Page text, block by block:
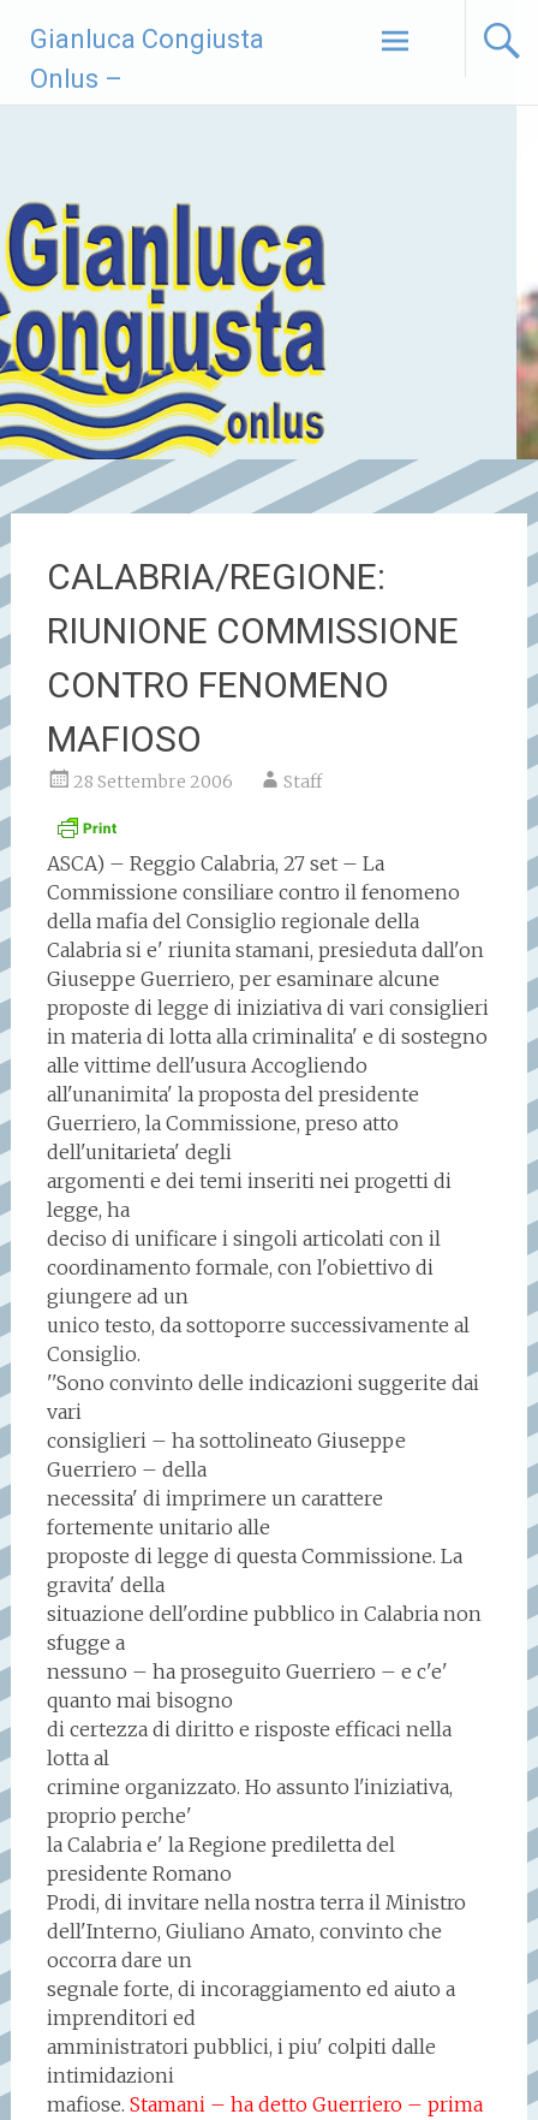
contenuto
Gianluca Congiusta
Onlus –
CALABRIA/REGIONE:
RIUNIONE COMMISSIONE
CONTRO FENOMENO
MAFIOSO
28 Settembre 2006 Staff
ASCA) – Reggio Calabria, 27 set – La
Commissione consiliare contro il fenomeno
della mafia del Consiglio regionale della
Calabria si e' riunita stamani, presieduta dall'on
Giuseppe Guerriero, per esaminare alcune
proposte di legge di iniziativa di vari consiglieri
in materia di lotta alla criminalita' e di sostegno
alle vittime dell'usura Accogliendo
all'unanimita' la proposta del presidente
Guerriero, la Commissione, preso atto
dell'unitarieta' degli
argomenti e dei temi inseriti nei progetti di
legge, ha
deciso di unificare i singoli articolati con il
coordinamento formale, con l'obiettivo di
giungere ad un
unico testo, da sottoporre successivamente al
Consiglio.
''Sono convinto delle indicazioni suggerite dai
vari
consiglieri – ha sottolineato Giuseppe
Guerriero – della
necessita' di imprimere un carattere
fortemente unitario alle
proposte di legge di questa Commissione. La
gravita' della
situazione dell'ordine pubblico in Calabria non
sfugge a
nessuno – ha proseguito Guerriero – e c'e'
quanto mai bisogno
di certezza di diritto e risposte efficaci nella
lotta al
crimine organizzato. Ho assunto l'iniziativa,
proprio perche'
la Calabria e' la Regione prediletta del
presidente Romano
Prodi, di invitare nella nostra terra il Ministro
dell'Interno, Giuliano Amato, convinto che
occorra dare un
segnale forte, di incoraggiamento ed aiuto a
imprenditori ed
amministratori pubblici, i piu' colpiti dalle
intimidazioni
mafiose. Stamani – ha detto Guerriero – prima